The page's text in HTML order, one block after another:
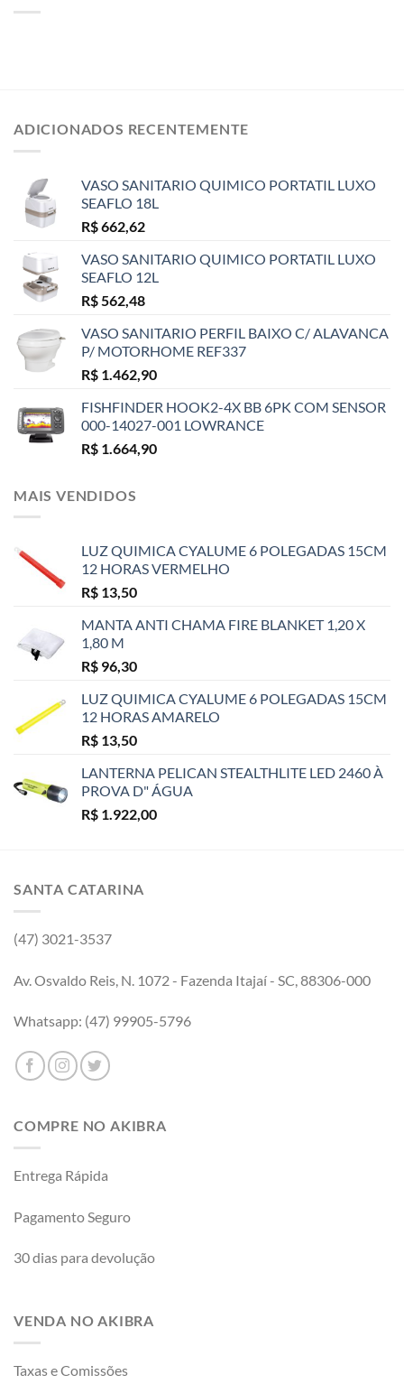
ADICIONADOS RECENTEMENTE
VASO SANITARIO QUIMICO PORTATIL LUXO
SEAFLO 18L
R$662,62
VASO SANITARIO QUIMICO PORTATIL LUXO
SEAFLO 12L
R$ 562,48
VASO SANITARIO PERFIL BAIXO C/ ALAVANCA
P/ MOTORHOME REF337
R$ 1.462,90
FISHFINDER HOOK2-4X BB 6PK COM SENSOR
000-14027-001 LOWRANCE
R$ 1.664,90
MAIS VENDIDOS
LUZ QUIMICA CYALUME 6 POLEGADAS 15CM
12 HORAS VERMELHO
R$ 13,50
MANTA ANTI CHAMA FIRE BLANKET 1,20 X
1,80 M
R$ 96,30
LUZ QUIMICA CYALUME 6 POLEGADAS 15CM
12 HORAS AMARELO
R$ 13,50
LANTERNA PELICAN STEALTHLITE LED 2460 À
PROVA D" ÁGUA
R$ 1.922,00
SANTA CATARINA
(47) 3021-3537
Av. Osvaldo Reis, N. 1072 - Fazenda Itajaí - SC, 88306-000
Whatsapp: (47) 99905-5796
COMPRE NO AKIBRA
Entrega Rápida
Pagamento Seguro
30 dias para devolução
VENDA NO AKIBRA
Taxas e Comissões